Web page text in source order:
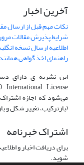
آخرین اخبار
نکات مهم قبل از ارسال
شرایط پذیرش مقالات
اطلاعیه ارسال نسخه
راهنمای اخذ گواهی
این نشریه ی دارای
می‌شود که اجازه اشتراک
(بازترکیب، تغییر شکل و
اشتراک خبرنامه
برای دریافت اخبار و
شوید.